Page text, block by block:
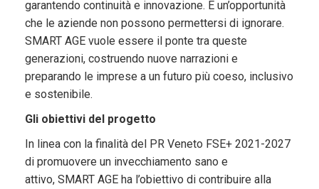
garantendo continuità e innovazione. È un’opportunità
che le aziende non possono permettersi di ignorare.
SMART AGE vuole essere il ponte tra queste
generazioni, costruendo nuove narrazioni e
preparando le imprese a un futuro più coeso, inclusivo
e sostenibile.
Gli obiettivi del progetto
In linea con la finalità del PR Veneto FSE+ 2021-2027
di promuovere un invecchiamento sano e
attivo, SMART AGE ha l’obiettivo di contribuire alla